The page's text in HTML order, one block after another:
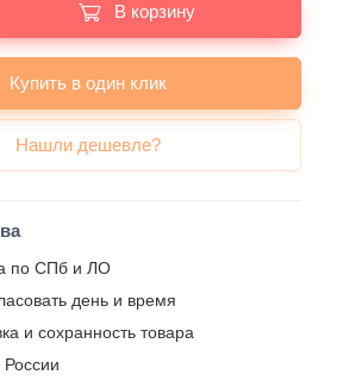
В корзину
Купить в один клик
Нашли дешевле?
по СПб и ЛО
день и время
и сохранность товара
России